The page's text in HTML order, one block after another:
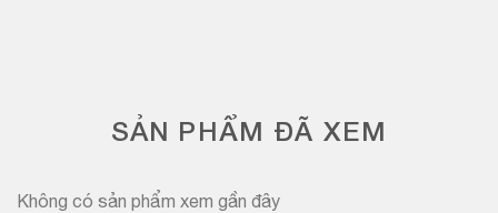
SẢN PHẨM ĐÃ XEM
Không có sản phẩm xem gần đây